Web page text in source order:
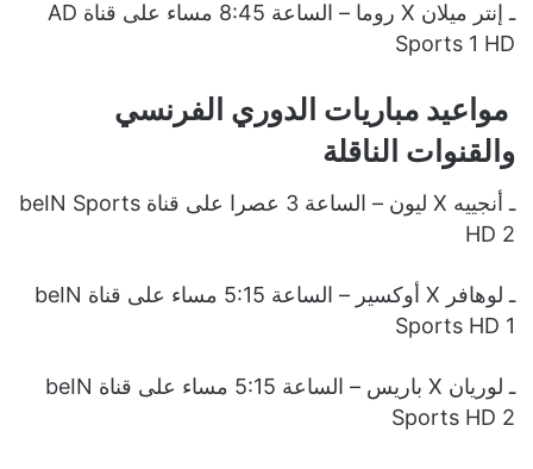
ـ إنتر ميلان X روما – الساعة 8:45 مساء على قناة AD
Sports 1 HD
مواعيد مباريات الدوري الفرنسي
والقنوات الناقلة
ـ أنجييه X ليون – الساعة 3 عصرا على قناة beIN Sports
HD 2
ـ لوهافر X أوكسير – الساعة 5:15 مساء على قناة beIN
Sports HD 1
ـ لوريان X باريس – الساعة 5:15 مساء على قناة beIN
Sports HD 2